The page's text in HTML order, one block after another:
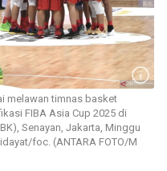
melawan timnas basket
FIBA Asia Cup 2025 di
Senayan, Jakarta, Minggu
foc. (ANTARA FOTO/M